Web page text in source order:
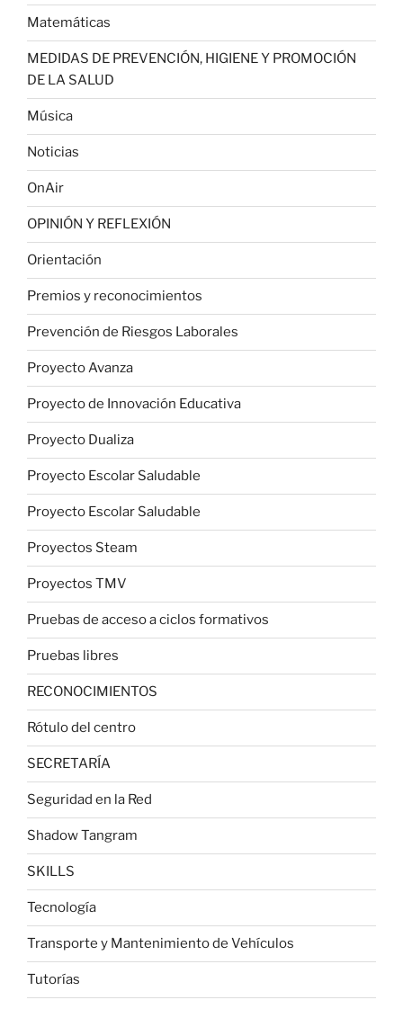
Matemáticas
MEDIDAS DE PREVENCIÓN, HIGIENE Y PROMOCIÓN
DE LA SALUD
Música
Noticias
OnAir
OPINIÓN Y REFLEXIÓN
Orientación
Premios y reconocimientos
Prevención de Riesgos Laborales
Proyecto Avanza
Proyecto de Innovación Educativa
Proyecto Dualiza
Proyecto Escolar Saludable
Proyecto Escolar Saludable
Proyectos Steam
Proyectos TMV
Pruebas de acceso a ciclos formativos
Pruebas libres
RECONOCIMIENTOS
Rótulo del centro
SECRETARÍA
Seguridad en la Red
Shadow Tangram
SKILLS
Tecnología
Transporte y Mantenimiento de Vehículos
Tutorías